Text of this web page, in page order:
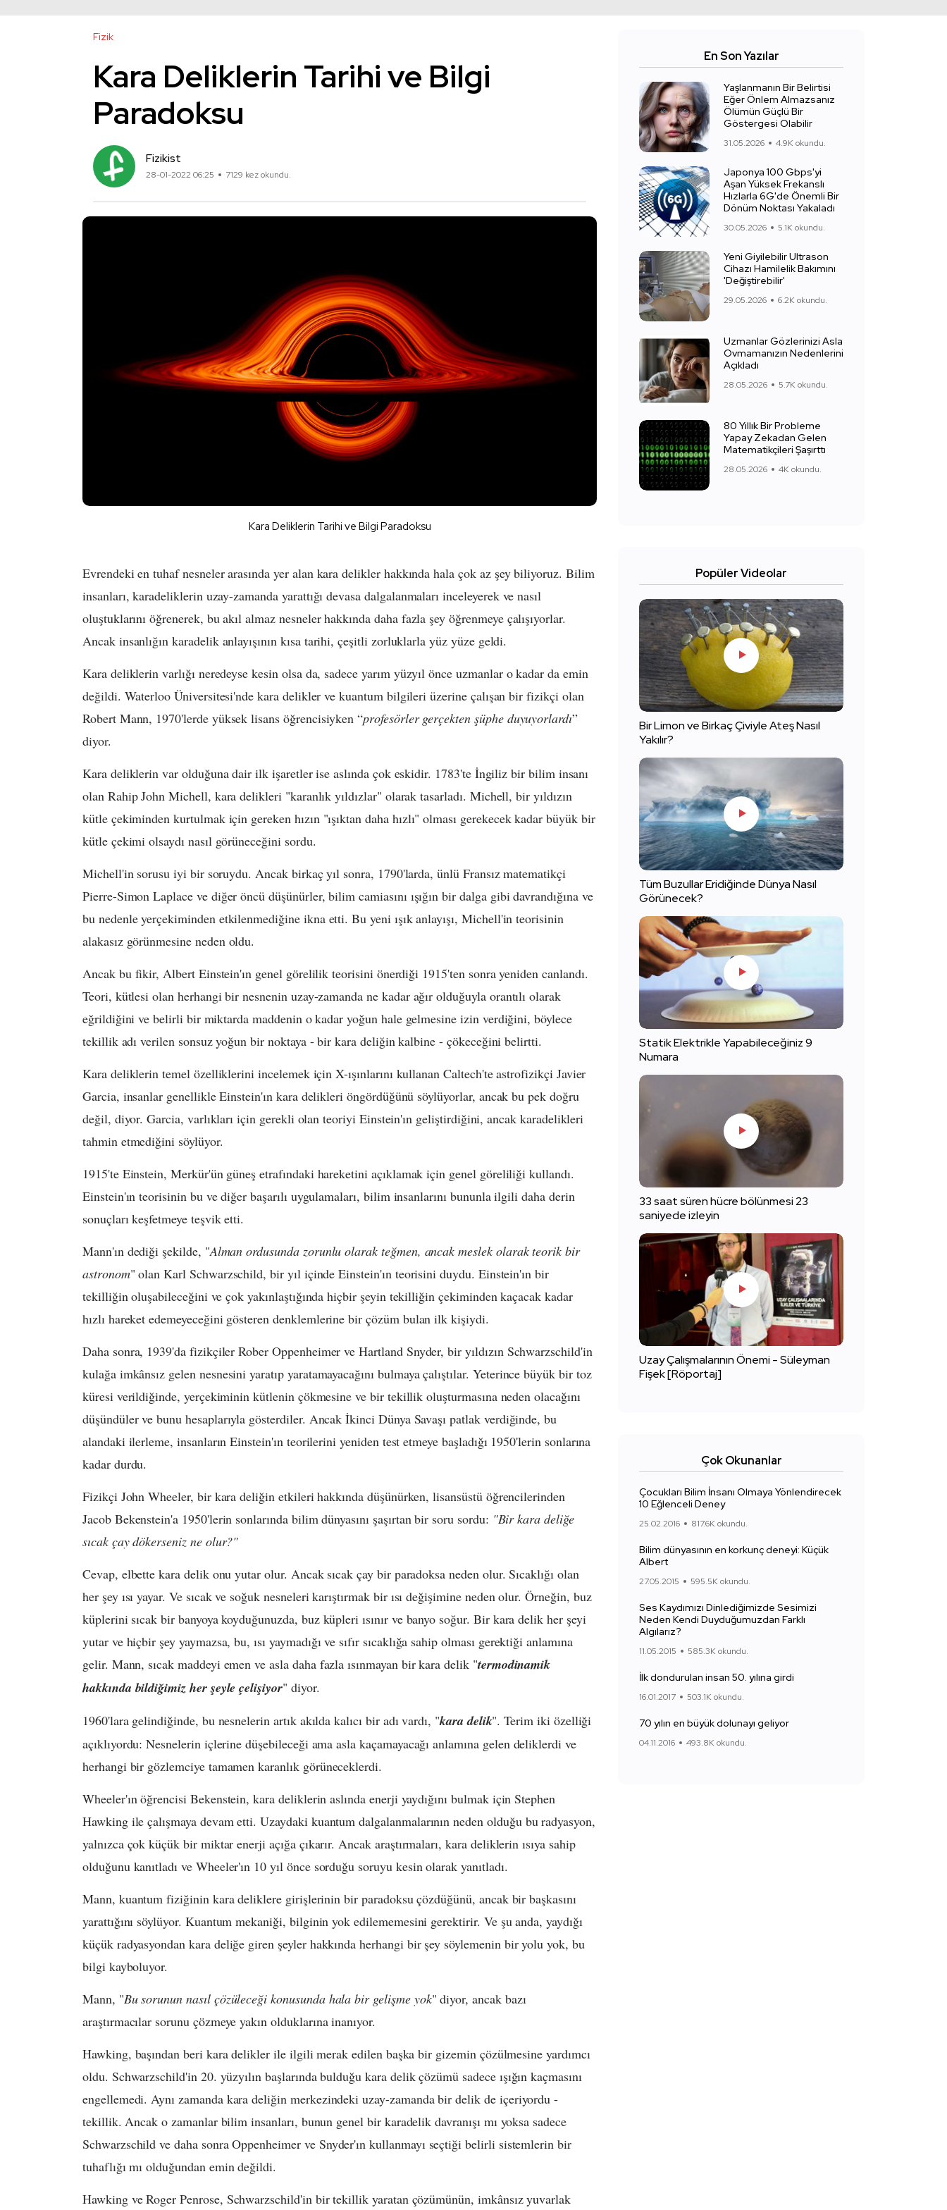
Fizik
Kara Deliklerin Tarihi ve Bilgi
Paradoksu
Fizikist
28-01-2022 06:25 7129 kez okundu.
Kara Deliklerin Tarihi ve Bilgi Paradoksu
Evrendeki en tuhaf nesneler arasında yer alan kara delikler hakkında hala çok az şey biliyoruz. Bilim
insanları, karadeliklerin uzay-zamanda yarattığı devasa dalgalanmaları inceleyerek ve nasıl
oluştuklarını öğrenerek, bu akıl almaz nesneler hakkında daha fazla şey öğrenmeye çalışıyorlar.
Ancak insanlığın karadelik anlayışının kısa tarihi, çeşitli zorluklarla yüz yüze geldi.
Kara deliklerin varlığı neredeyse kesin olsa da, sadece yarım yüzyıl önce uzmanlar o kadar da emin
değildi. Waterloo Üniversitesi'nde kara delikler ve kuantum bilgileri üzerine çalışan bir fizikçi olan
Robert Mann, 1970'lerde yüksek lisans öğrencisiyken “profesörler gerçekten şüphe duyuyorlardı”
diyor.
Kara deliklerin var olduğuna dair ilk işaretler ise aslında çok eskidir. 1783'te İngiliz bir bilim insanı
olan Rahip John Michell, kara delikleri "karanlık yıldızlar" olarak tasarladı. Michell, bir yıldızın
kütle çekiminden kurtulmak için gereken hızın "ışıktan daha hızlı" olması gerekecek kadar büyük bir
kütle çekimi olsaydı nasıl görüneceğini sordu.
Michell'in sorusu iyi bir soruydu. Ancak birkaç yıl sonra, 1790'larda, ünlü Fransız matematikçi
Pierre-Simon Laplace ve diğer öncü düşünürler, bilim camiasını ışığın bir dalga gibi davrandığına ve
bu nedenle yerçekiminden etkilenmediğine ikna etti. Bu yeni ışık anlayışı, Michell'in teorisinin
alakasız görünmesine neden oldu.
Ancak bu fikir, Albert Einstein'ın genel görelilik teorisini önerdiği 1915'ten sonra yeniden canlandı.
Teori, kütlesi olan herhangi bir nesnenin uzay-zamanda ne kadar ağır olduğuyla orantılı olarak
eğrildiğini ve belirli bir miktarda maddenin o kadar yoğun hale gelmesine izin verdiğini, böylece
tekillik adı verilen sonsuz yoğun bir noktaya - bir kara deliğin kalbine - çökeceğini belirtti.
Kara deliklerin temel özelliklerini incelemek için X-ışınlarını kullanan Caltech'te astrofizikçi Javier
Garcia, insanlar genellikle Einstein'ın kara delikleri öngördüğünü söylüyorlar, ancak bu pek doğru
değil, diyor. Garcia, varlıkları için gerekli olan teoriyi Einstein'ın geliştirdiğini, ancak karadelikleri
tahmin etmediğini söylüyor.
1915'te Einstein, Merkür'ün güneş etrafındaki hareketini açıklamak için genel göreliliği kullandı.
Einstein'ın teorisinin bu ve diğer başarılı uygulamaları, bilim insanlarını bununla ilgili daha derin
sonuçları keşfetmeye teşvik etti.
Mann'ın dediği şekilde, "Alman ordusunda zorunlu olarak teğmen, ancak meslek olarak teorik bir
astronom" olan Karl Schwarzschild, bir yıl içinde Einstein'ın teorisini duydu. Einstein'ın bir
tekilliğin oluşabileceğini ve çok yakınlaştığında hiçbir şeyin tekilliğin çekiminden kaçacak kadar
hızlı hareket edemeyeceğini gösteren denklemlerine bir çözüm bulan ilk kişiydi.
Daha sonra, 1939'da fizikçiler Rober Oppenheimer ve Hartland Snyder, bir yıldızın Schwarzschild'in
kulağa imkânsız gelen nesnesini yaratıp yaratamayacağını bulmaya çalıştılar. Yeterince büyük bir toz
küresi verildiğinde, yerçekiminin kütlenin çökmesine ve bir tekillik oluşturmasına neden olacağını
düşündüler ve bunu hesaplarıyla gösterdiler. Ancak İkinci Dünya Savaşı patlak verdiğinde, bu
alandaki ilerleme, insanların Einstein'ın teorilerini yeniden test etmeye başladığı 1950'lerin sonlarına
kadar durdu.
Fizikçi John Wheeler, bir kara deliğin etkileri hakkında düşünürken, lisansüstü öğrencilerinden
Jacob Bekenstein'a 1950'lerin sonlarında bilim dünyasını şaşırtan bir soru sordu: "Bir kara deliğe
sıcak çay dökerseniz ne olur?"
Cevap, elbette kara delik onu yutar olur. Ancak sıcak çay bir paradoksa neden olur. Sıcaklığı olan
her şey ısı yayar. Ve sıcak ve soğuk nesneleri karıştırmak bir ısı değişimine neden olur. Örneğin, buz
küplerini sıcak bir banyoya koyduğunuzda, buz küpleri ısınır ve banyo soğur. Bir kara delik her şeyi
yutar ve hiçbir şey yaymazsa, bu, ısı yaymadığı ve sıfır sıcaklığa sahip olması gerektiği anlamına
gelir. Mann, sıcak maddeyi emen ve asla daha fazla ısınmayan bir kara delik "termodinamik
hakkında bildiğimiz her şeyle çelişiyor" diyor.
1960'lara gelindiğinde, bu nesnelerin artık akılda kalıcı bir adı vardı, "kara delik". Terim iki özelliği
açıklıyordu: Nesnelerin içlerine düşebileceği ama asla kaçamayacağı anlamına gelen deliklerdi ve
herhangi bir gözlemciye tamamen karanlık görüneceklerdi.
Wheeler'ın öğrencisi Bekenstein, kara deliklerin aslında enerji yaydığını bulmak için Stephen
Hawking ile çalışmaya devam etti. Uzaydaki kuantum dalgalanmalarının neden olduğu bu radyasyon,
yalnızca çok küçük bir miktar enerji açığa çıkarır. Ancak araştırmaları, kara deliklerin ısıya sahip
olduğunu kanıtladı ve Wheeler'ın 10 yıl önce sorduğu soruyu kesin olarak yanıtladı.
Mann, kuantum fiziğinin kara deliklere girişlerinin bir paradoksu çözdüğünü, ancak bir başkasını
yarattığını söylüyor. Kuantum mekaniği, bilginin yok edilememesini gerektirir. Ve şu anda, yaydığı
küçük radyasyondan kara deliğe giren şeyler hakkında herhangi bir şey söylemenin bir yolu yok, bu
bilgi kayboluyor.
Mann, "Bu sorunun nasıl çözüleceği konusunda hala bir gelişme yok" diyor, ancak bazı
araştırmacılar sorunu çözmeye yakın olduklarına inanıyor.
Hawking, başından beri kara delikler ile ilgili merak edilen başka bir gizemin çözülmesine yardımcı
oldu. Schwarzschild'in 20. yüzyılın başlarında bulduğu kara delik çözümü sadece ışığın kaçmasını
engellemedi. Aynı zamanda kara deliğin merkezindeki uzay-zamanda bir delik de içeriyordu -
tekillik. Ancak o zamanlar bilim insanları, bunun genel bir karadelik davranışı mı yoksa sadece
Schwarzschild ve daha sonra Oppenheimer ve Snyder'ın kullanmayı seçtiği belirli sistemlerin bir
tuhaflığı mı olduğundan emin değildi.
Hawking ve Roger Penrose, Schwarzschild'in bir tekillik yaratan çözümünün, imkânsız yuvarlak
En Son Yazılar
Yaşlanmanın Bir Belirtisi
Eğer Önlem Almazsanız
Ölümün Güçlü Bir
Göstergesi Olabilir
31.05.2026 4.9K okundu.
Japonya 100 Gbps'yi
Aşan Yüksek Frekanslı
Hızlarla 6G'de Önemli Bir
Dönüm Noktası Yakaladı
30.05.2026 5.1K okundu.
Yeni Giyilebilir Ultrason
Cihazı Hamilelik Bakımını
'Değiştirebilir'
29.05.2026 6.2K okundu.
Uzmanlar Gözlerinizi Asla
Ovmamanızın Nedenlerini
Açıkladı
28.05.2026 5.7K okundu.
80 Yıllık Bir Probleme
Yapay Zekadan Gelen
Matematikçileri Şaşırttı
28.05.2026 4K okundu.
Popüler Videolar
Bir Limon ve Birkaç Çiviyle Ateş Nasıl
Yakılır?
Tüm Buzullar Eridiğinde Dünya Nasıl
Görünecek?
Statik Elektrikle Yapabileceğiniz 9
Numara
33 saat süren hücre bölünmesi 23
saniyede izleyin
Uzay Çalışmalarının Önemi - Süleyman
Fişek [Röportaj]
Çok Okunanlar
Çocukları Bilim İnsanı Olmaya Yönlendirecek
10 Eğlenceli Deney
25.02.2016 817.6K okundu.
Bilim dünyasının en korkunç deneyi: Küçük
Albert
27.05.2015 595.5K okundu.
Ses Kaydımızı Dinlediğimizde Sesimizi
Neden Kendi Duyduğumuzdan Farklı
Algılarız?
11.05.2015 585.3K okundu.
İlk dondurulan insan 50. yılına girdi
16.01.2017 503.1K okundu.
70 yılın en büyük dolunayı geliyor
04.11.2016 493.8K okundu.